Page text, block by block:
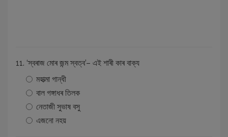
11. ‘স্বৰাজ মােৰ জন্ম স্বত্ব’– এই শাৰী কাৰ বাক্য
মহাত্মা গান্ধী
বাল গঙ্গাধৰ তিলক
নেতাজী সুভাষ বসু
এজনাে নহয়